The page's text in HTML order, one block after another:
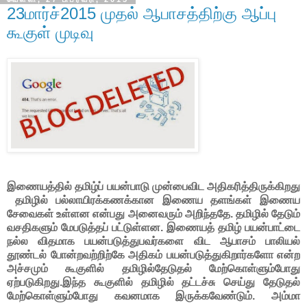
23மார்ச்2015 முதல் ஆபாசத்திற்கு ஆப்பு
கூகுள் முடிவு
இணையத்தில் தமிழ்ப் பயன்பாடு முன்பைவிட அதிகரித்திருக்கிறது
தமிழில் பல்லாயிரக்கணக்கான இணைய தளங்கள் இணைய
சேவைகள் உள்ளன என்பது அனைவரும் அறிந்ததே. தமிழில் தேடும்
வசதிகளும் மேபடுத்தப் பட்டுள்ளன. இணையத் தமிழ் பயன்பாட்டை
நல்ல விதமாக பயன்படுத்துபவர்களை விட ஆபாசம் பாலியல்
தூண்டல் போன்றவற்றிற்கே அதிகம் பயன்படுத்துகிறார்களோ என்ற
அச்சமும் கூகுளில் தமிழில்தேடுதல் மேற்கொள்ளும்போது
ஏற்படுகிறது.இந்த கூகுளில் தமிழில் தட்டச்சு செய்து தேடுதல்
மேற்கொள்ளும்போது கவனமாக இருக்கவேண்டும். அம்மா